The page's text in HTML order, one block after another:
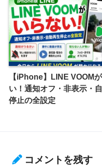
【iPhone】LINE VOOM
い！通知オフ・非表示・
停止の全設定
コメントを残す